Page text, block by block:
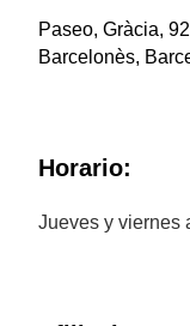
Paseo, Gràcia,
Barcelonès,
Horario:
Jueves y viernes